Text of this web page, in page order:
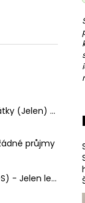
Pamlsky pro psy - Masové plátky (Jelen)
průjmy
Granule pro dospělé psy (XS-S) - Jelen lesní (SENSITIVE) 3kg